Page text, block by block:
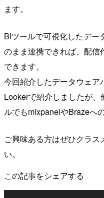
ます。
BIツールで可視化したデー
のまま連携できれば、配
できます。
今回紹介したデータウェ
Lookerで紹介しましたが
ルでもmixpanelやBrazeへ
ご興味ある方はぜひクラ
い。
この記事をシェアする